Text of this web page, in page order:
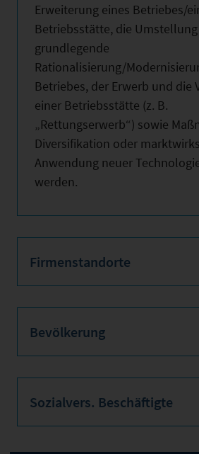
Erweiterung eines Betriebes/
Betriebsstätte, die
grundlegende
Rationalisierung/
Betriebes, der Erwerb und die
einer Betriebsstätte (z. B.
„Rettungserwerb“) sowie
Diversifikation oder
Anwendung neuer
werden.
Firmenstandorte
Bevölkerung
Sozialvers. Beschäftigte